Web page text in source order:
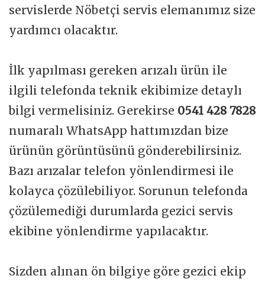
servislerde Nöbetçi servis elemanımız size
yardımcı olacaktır.
İlk yapılması gereken arızalı ürün ile
ilgili telefonda teknik ekibimize detaylı
bilgi vermelisiniz. Gerekirse 0541 428 7828
numaralı WhatsApp hattımızdan bize
ürünün görüntüsünü gönderebilirsiniz.
Bazı arızalar telefon yönlendirmesi ile
kolayca çözülebiliyor. Sorunun telefonda
çözülemediği durumlarda gezici servis
ekibine yönlendirme yapılacaktır.
Sizden alınan ön bilgiye göre gezici ekip